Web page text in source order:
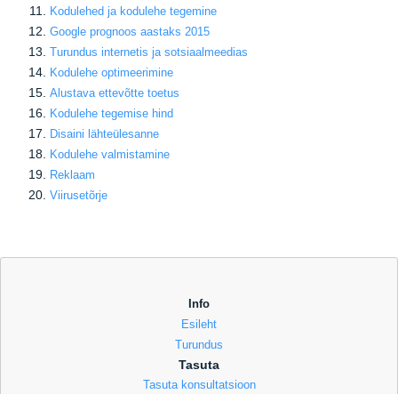
Kodulehed ja kodulehe tegemine
Google prognoos aastaks 2015
Turundus internetis ja sotsiaalmeedias
Kodulehe optimeerimine
Alustava ettevõtte toetus
Kodulehe tegemise hind
Disaini lähteülesanne
Kodulehe valmistamine
Reklaam
Viirusetõrje
Info
Esileht
Turundus
Tasuta
Tasuta konsultatsioon